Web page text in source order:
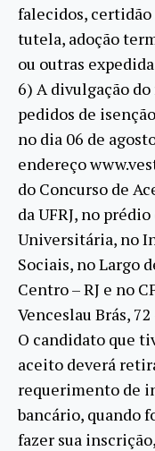
falecidos,
tutela, adoção
ou outras
6) A divulgação
pedidos de
no dia 06 de
endereço
do Concurso de
da UFRJ, no
Universitária, no
Sociais, no Largo
Centro – RJ e no
Venceslau Brás, 72
O candidato que
aceito deverá
requerimento de
bancário, quando
fazer sua